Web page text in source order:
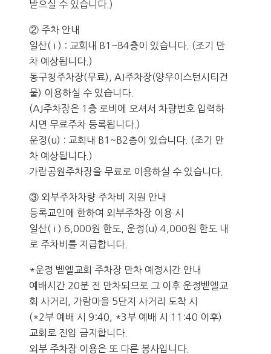
받으실 수 있습니다.)
② 주차 안내
일산( i ) : 교회내 B1~B4층이 있습니다. (조기 만
차 예상됩니다.)
동구청주차장(무료), AJ주차장(양우이스턴시티건
물) 이용하실 수 있습니다.
(AJ주차장은 1층 로비에 오셔서 차량번호 입력하
시면 무료주차 등록됩니다.)
운정(u) : 교회내 B1~B2층이 있습니다. (조기 만
차 예상됩니다.)
가람공원주차장을 무료로 이용하실 수 있습니다.
③ 외부주차차량 주차비 지원 안내
등록교인에 한하여 외부주차장 이용 시
일산( i ) 6,000원 한도, 운정(u) 4,000원 한도 내
로 주차비를 지급합니다.
*운정 벧엘교회 주차장 만차 예정시간 안내
예배시간 20분 전 만차되므로 그 이후 운정벧엘교
회 사거리, 가람마을 5단지 사거리 도착 시
(*2부 예배 시 9:40, *3부 예배 시 11:40 이후)
교회로 진입 금지합니다.
외부 주차장 이용은 또 다른 봉사입니다.